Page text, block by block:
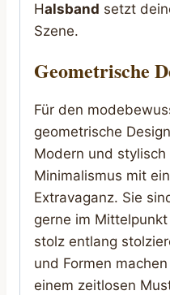
Halsband setzt
Szene.
Geometrische
Für den
geometrische
Modern und
Minimalismus mit
Extravaganz. Sie
gerne im
stolz entlang
und Formen
einem zeitlosen